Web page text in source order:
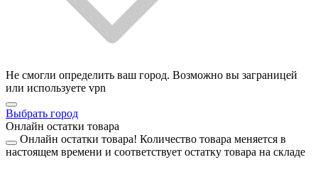
Не смогли определить ваш город. Возможно вы заграницей
или используете vpn
Выбрать город
Онлайн остатки товара
Онлайн остатки товара! Количество товара меняется в
настоящем времени и соответствует остатку товара на складе